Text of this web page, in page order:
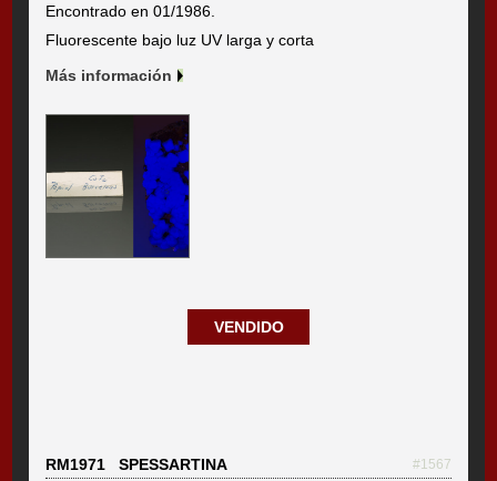
Encontrado en 01/1986.
Fluorescente bajo luz UV larga y corta
Más información
VENDIDO
RM1971 SPESSARTINA
#1567